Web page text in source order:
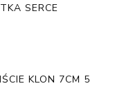
SERCE
KLON 7CM 5